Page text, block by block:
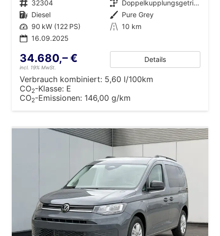
Fahrzeugnr. 32304 Getriebe
Doppelkupplungsgetriebe (DSG)
Kraftstoff Diesel Außenfarbe Pure Grey
Leistung 90 kW (122 PS) Kilometerstand 10 km
16.09.2025
34.680,– €
incl. 19% MwSt.
Details
Verbrauch kombiniert: 5,60 l/100km
CO2-Klasse: E
CO2-Emissionen: 146,00 g/km